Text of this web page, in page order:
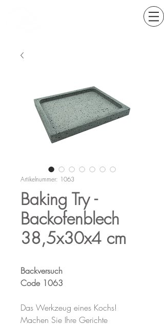
Artikelnummer: 1063
Baking Try -
Backofenblech
38,5x30x4 cm
Backversuch
Code 1063
Das Werkzeug eines Kochs!
Machen Sie Ihre Gerichte